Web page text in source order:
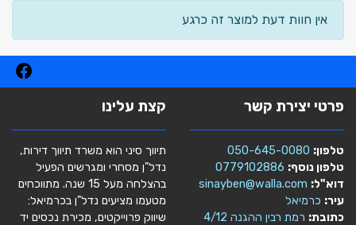
אין חוות דעת למוצר זה כרגע
פרטי יצירת קשר
טלפון: 050-645-0080
טלפון נוסף: 0779102886
דוא"ל: sinayben@walla.com
עיר: כרמיאל
כתובת: רמת רבין ההגנה 4/12
קצת עלינו
תיווך סיני הוא משרד תיווך דירות,
נדל"ן מסחרי ומגרשים הפעיל
בהצלחה מעל 15 שנה. מתווכחים
מטעמו מציעים נדל"ן בכרמיאל:
שיווק פרוייקטים, מכירת נכסים יד